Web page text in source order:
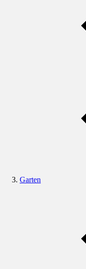
Garten